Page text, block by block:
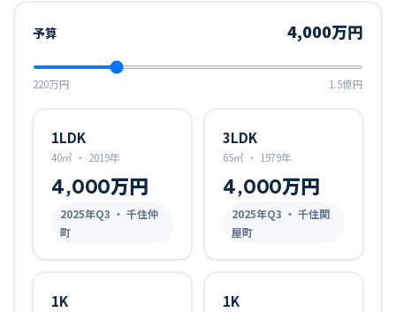
予算 4,000万円
220万円 1.5億円
1LDK
40㎡ ・ 2019年
4,000万円
2025年Q3 ・ 千住仲
町
3LDK
65㎡ ・ 1979年
4,000万円
2025年Q3 ・ 千住関
屋町
1K 1K